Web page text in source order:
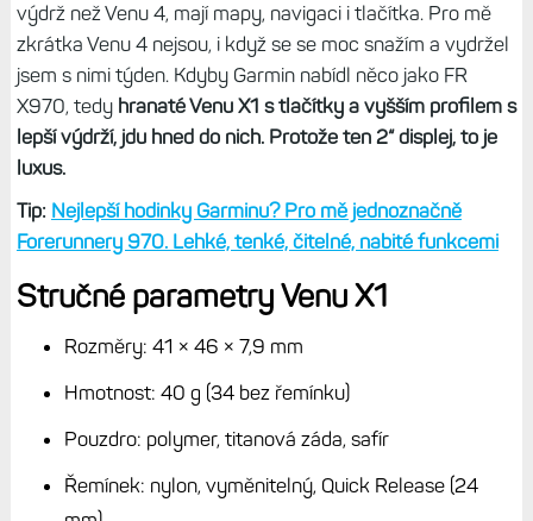
Po týdnu používání výhradě dotykových modelů Venu 4 a
Venu X1 musím říct, že se to celkem dá. Při běžném
denním režimu tlačítka nechybí, dokonce se ovládá lépe –
například kalkulačka, hudební přehrávač, můj deník
návyků, mapa, PIN pro peněženku.Ale jakmile dojde na
aktivity, tam mi čudlíky prostě chybí.
neokecáte, tlačítka jsou pro sportování prostě lepší a
hodinky se dají ovládat i v zimních rukavicích.
Mám-li ale srovnávat jen mezi těmito dvěma modely, tak
nerozhoduje ani dotyk, ani svítilna, ani běžné funkce, ale
jen a pouze to, zda potřebujete mapy a zda vám stačí
bych Venu X1.Nicméně Venu 4 prostě na ruce vypadají
lépe, jsou levnější a mapy na hodinkách nepotřebuje
déle vydrží.